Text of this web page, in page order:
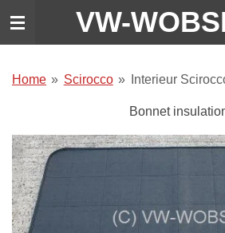
Ga
de
VW-WO
Home » Scirocco » Interieur
Bonnet